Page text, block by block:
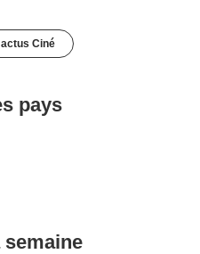
Ciné
pays
semaine